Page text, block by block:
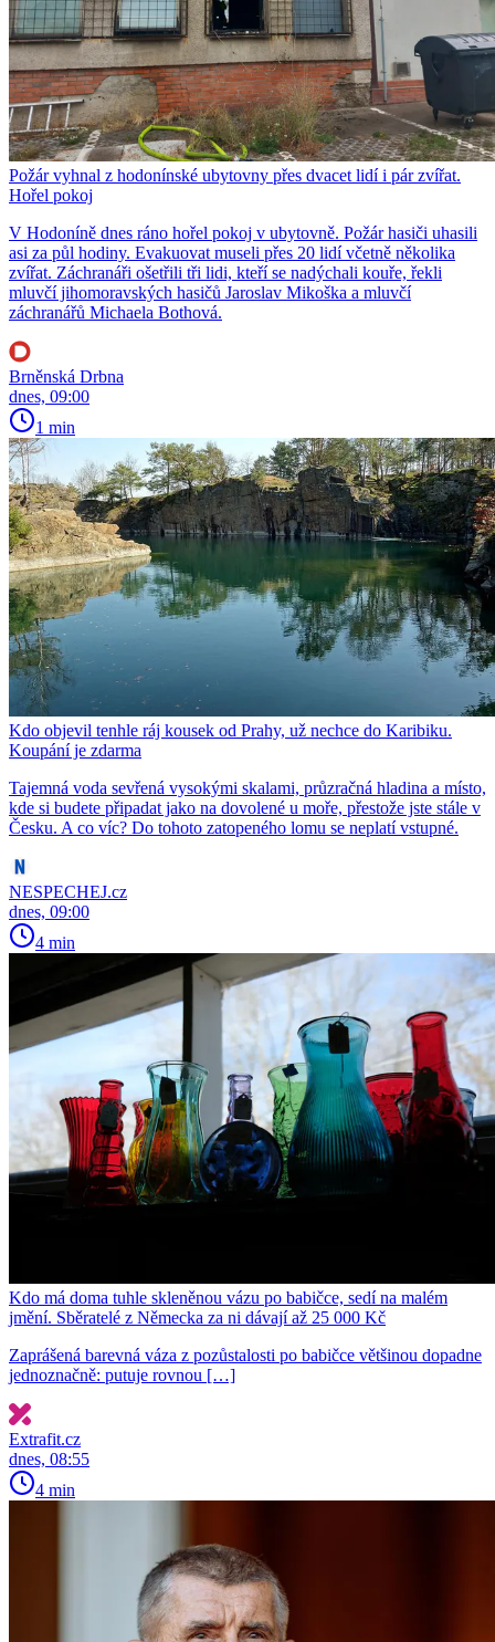
Požár vyhnal z hodonínské ubytovny přes dvacet lidí i pár zvířat.
Hořel pokoj
V Hodoníně dnes ráno hořel pokoj v ubytovně. Požár hasiči uhasili
asi za půl hodiny. Evakuovat museli přes 20 lidí včetně několika
zvířat. Záchranáři ošetřili tři lidi, kteří se nadýchali kouře, řekli
mluvčí jihomoravských hasičů Jaroslav Mikoška a mluvčí
záchranářů Michaela Bothová.
Brněnská Drbna
dnes, 09:00
1 min
Kdo objevil tenhle ráj kousek od Prahy, už nechce do Karibiku.
Koupání je zdarma
Tajemná voda sevřená vysokými skalami, průzračná hladina a místo,
kde si budete připadat jako na dovolené u moře, přestože jste stále v
Česku. A co víc? Do tohoto zatopeného lomu se neplatí vstupné.
NESPECHEJ.cz
dnes, 09:00
4 min
Kdo má doma tuhle skleněnou vázu po babičce, sedí na malém
jmění. Sběratelé z Německa za ni dávají až 25 000 Kč
Zaprášená barevná váza z pozůstalosti po babičce většinou dopadne
jednoznačně: putuje rovnou […]
Extrafit.cz
dnes, 08:55
4 min